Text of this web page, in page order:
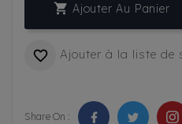
 Ajouter Au Panier
 Ajouter à la liste de
Share On :